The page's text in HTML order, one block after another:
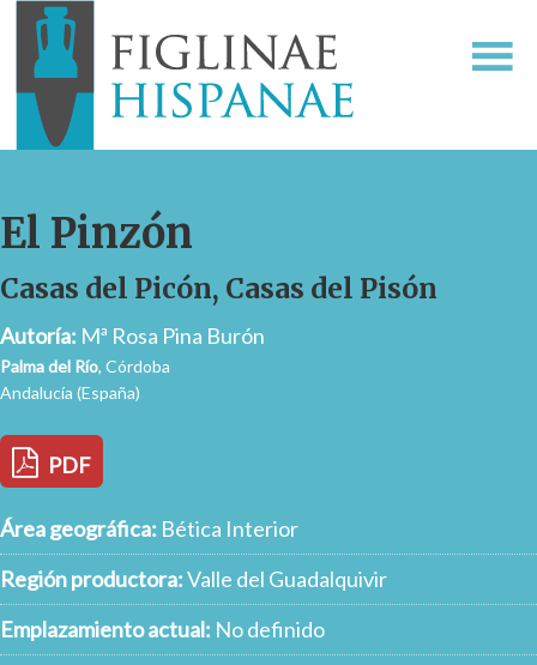
El Pinzón
Casas del Picón, Casas del Pisón
Autoría: Mª Rosa Pina Burón
Palma del Río, Córdoba
Andalucía (España)
PDF
Área geográfica: Bética Interior
Región productora:Valle del Guadalquivir
Emplazamiento actual: No definido